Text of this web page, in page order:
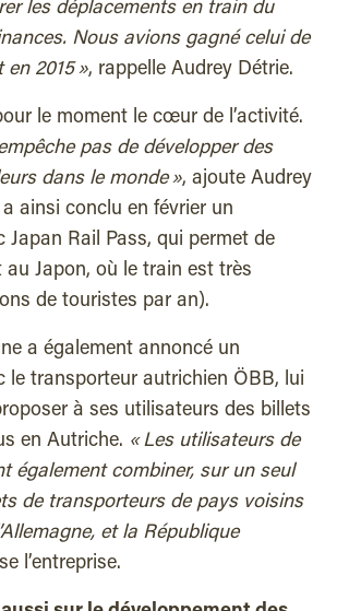
les déplacements en train du
Nous avions gagné celui de
en 2015 », rappelle Audrey Détrie.
le moment le cœur de l’activité.
pas de développer des
dans le monde », ajoute Audrey
ainsi conclu en février un
Japan Rail Pass, qui permet de
Japon, où le train est très
de touristes par an).
a également annoncé un
le transporteur autrichien ÖBB, lui
à ses utilisateurs des billets
en Autriche. « Les utilisateurs de
également combiner, sur un seul
de transporteurs de pays voisins
et la République
l’entreprise.